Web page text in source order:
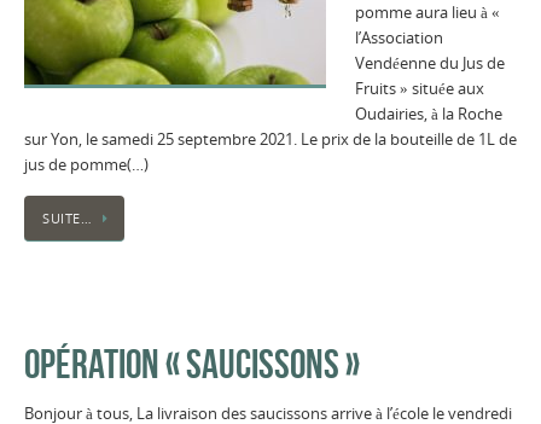
pomme aura lieu à «
l’Association
Vendéenne du Jus de
Fruits » située aux
Oudairies, à la Roche
sur Yon, le samedi 25 septembre 2021. Le prix de la bouteille de 1L de
jus de pomme(…)
SUITE…
OPÉRATION « SAUCISSONS »
Bonjour à tous, La livraison des saucissons arrive à l’école le vendredi